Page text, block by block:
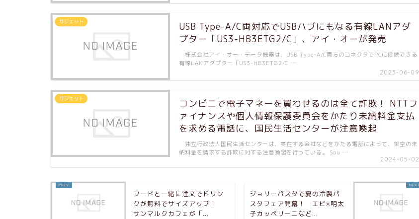
ガジェット
USB Type-A/C両対応でUSBハブにもなる有線LANアダ
プター「US3-HB3ETG2/C」、アイ・オーが発売
2023-06-09
株式会社アイ・オー・データ機器は、USB Type-A/C両方のコネクタでPCに接続できる
有線LANアダプター「US3-HB3ETG2/C …
ガジェット
コンビニで電子マネーを買わせるのは全て詐欺！ NTTフ
ァイナンスや個人情報保護委員会をかたり未納料金支払
を求める電話に、国民生活センターが注意喚起
2024-05-02
独立行政法人国民生活センターは、実在する会社などをかたる電話によって、架空の未
納料金を請求する詐欺に対する注意喚起を行っている。 Sou …
フードと一緒に注文でドリン
クが無料でサイズアップ！
サンマルクカフェが「...
ジョリーパスタで夏の冷製パ
スタフェア開幕！ エビ×明太
子カッペリーニなど...